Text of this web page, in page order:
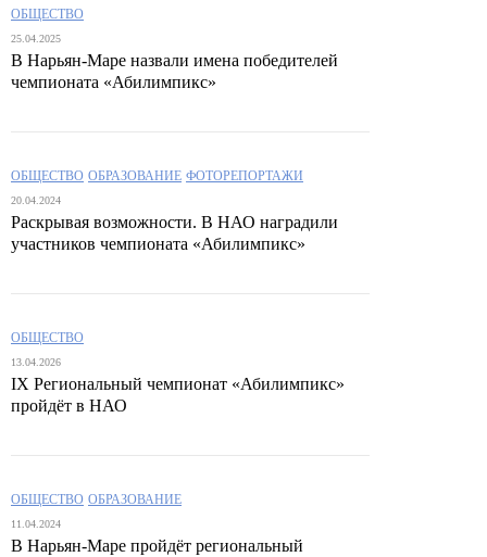
ОБЩЕСТВО
25.04.2025
В Нарьян-Маре назвали имена победителей
чемпионата «Абилимпикс»
ОБЩЕСТВО ОБРАЗОВАНИЕ ФОТОРЕПОРТАЖИ
20.04.2024
Раскрывая возможности. В НАО наградили
участников чемпионата «Абилимпикс»
ОБЩЕСТВО
13.04.2026
IX Региональный чемпионат «Абилимпикс»
пройдёт в НАО
ОБЩЕСТВО ОБРАЗОВАНИЕ
11.04.2024
В Нарьян-Маре пройдёт региональный